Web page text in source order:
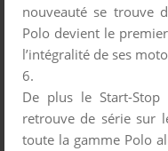
nouveauté se trouve
Polo devient le
l’intégralité de ses
6.
De plus le Start-Stop
retrouve de série sur
toute la gamme Polo